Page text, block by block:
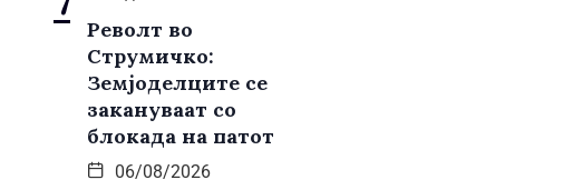
Револт во
Струмичко:
Земјоделците се
закануваат со
блокада на патот
06/08/2026